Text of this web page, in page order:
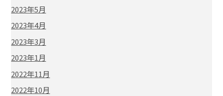
2023年5月
2023年4月
2023年3月
2023年1月
2022年11月
2022年10月